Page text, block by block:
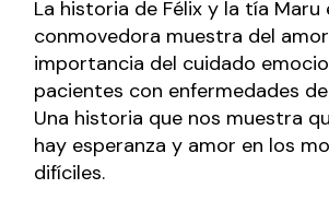
La historia de Félix y la tía Maru
conmovedora muestra del
importancia del cuidado
pacientes con enfermedades
Una historia que nos muestra
hay esperanza y amor en los
difíciles.